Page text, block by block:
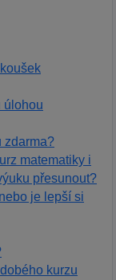
úlohou
zdarma?
matematiky i
přesunout?
je lepší si
kurzu